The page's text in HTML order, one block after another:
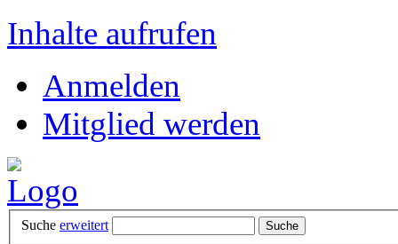
Inhalte aufrufen
Anmelden
Mitglied werden
Suche erweitert